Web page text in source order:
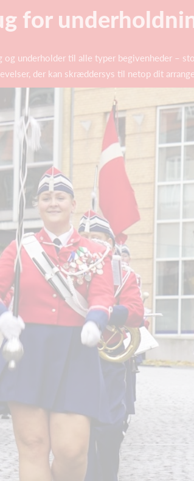
for
og underholder til alle typer begivenheder –
der kan skræddersys til netop dit